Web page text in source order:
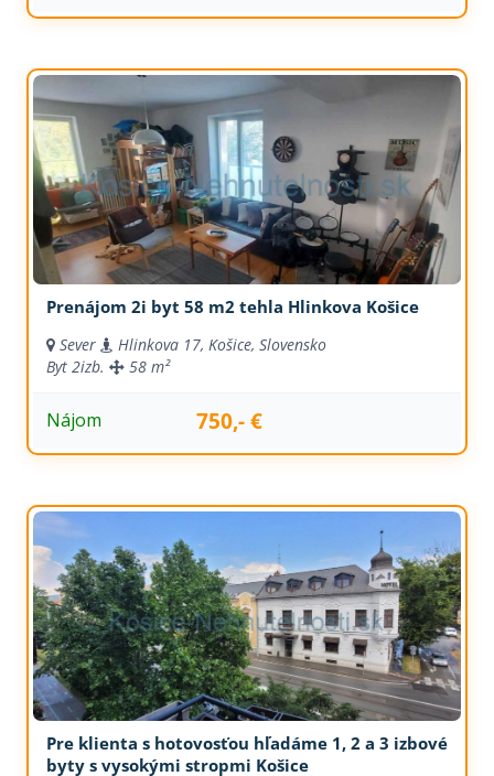
Prenájom 2i byt 58 m2 tehla Hlinkova Košice
Sever
Hlinkova 17, Košice, Slovensko
Byt 2izb. 58 m²
Nájom 750,- €
Pre klienta s hotovosťou hľadáme 1, 2 a 3 izbové
byty s vysokými stropmi Košice